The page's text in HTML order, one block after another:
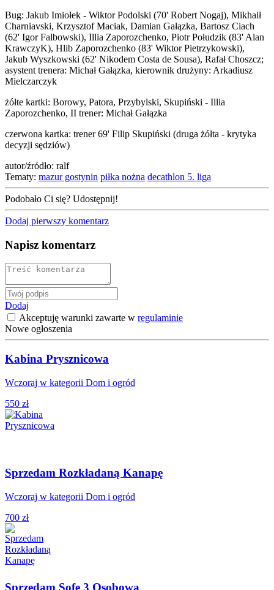
Bug: Jakub Imiołek - Wiktor Podolski (70' Robert Nogaj), Mikhaił
Charniavski, Krzysztof Maciak, Damian Gałązka, Bartosz Ciach
(62' Igor Falbowski), Illia Zaporozchenko, Piotr Połudzik (83' Alan
KrawczyK), Hlib Zaporozchenko (83' Wiktor Pietrzykowski),
Jakub Wyszkowski (62' Nikodem Costa de Sousa), Rafał Choszcz;
asystent trenera: Michał Gałązka, kierownik drużyny: Arkadiusz
Mielczarczyk
żółte kartki: Borowy, Patora, Przybylski, Skupiński - Illia
Zaporozchenko, II trener: Michał Gałązka
czerwona kartka: trener 69' Filip Skupiński (druga żółta - krytyka
decyzji sędziów)
autor/źródło: ralf
Tematy: mazur gostynin piłka nożna decathlon 5. liga
Podobało Ci się? Udostępnij!
Dodaj pierwszy komentarz
Napisz komentarz
Dodaj
Akceptuję warunki zawarte w regulaminie
Nowe ogłoszenia
Kabina Prysznicowa
Wczoraj w kategorii Dom i ogród
550 zł
Sprzedam Rozkładaną Kanapę
Wczoraj w kategorii Dom i ogród
700 zł
Sprzedam Sofe 3 Osobowa